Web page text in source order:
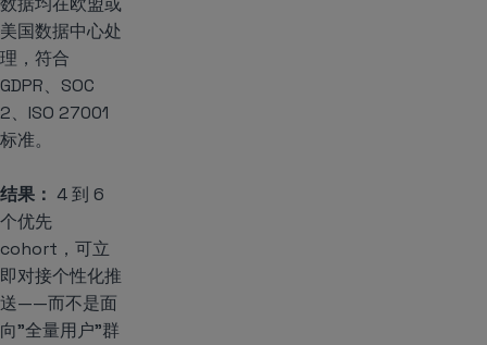
美国数据中心处
理，符合
GDPR、SOC
2、ISO 27001
标准。
结果： 4 到 6
个优先
cohort，可立
即对接个性化推
送——而不是面
向”全量用户”群